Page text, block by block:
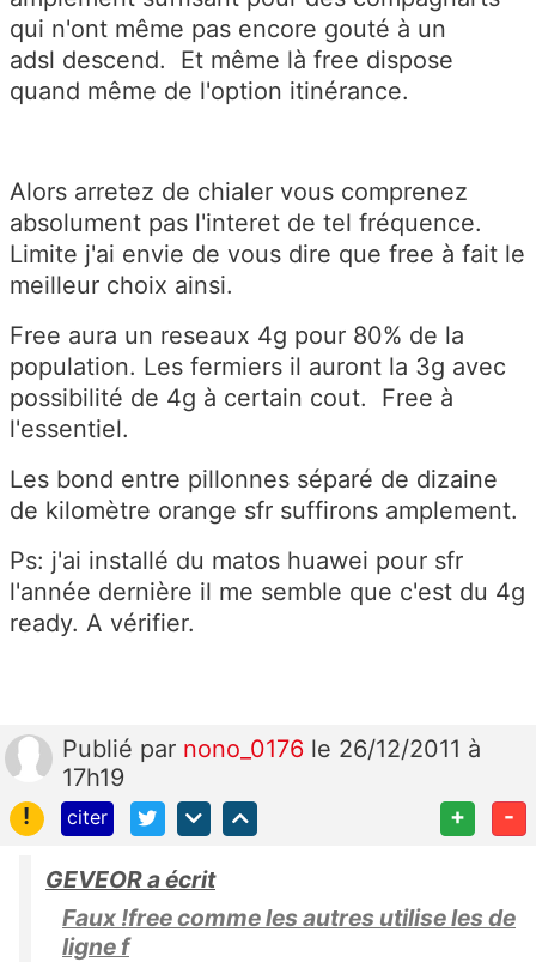
qui n'ont même pas encore gouté à un
adsl descend. Et même là free dispose
quand même de l'option itinérance.
Alors arretez de chialer vous comprenez
absolument pas l'interet de tel fréquence.
Limite j'ai envie de vous dire que free à fait le
meilleur choix ainsi.
Free aura un reseaux 4g pour 80% de la
population. Les fermiers il auront la 3g avec
possibilité de 4g à certain cout. Free à
l'essentiel.
Les bond entre pillonnes séparé de dizaine
de kilomètre orange sfr suffirons amplement.
Ps: j'ai installé du matos huawei pour sfr
l'année dernière il me semble que c'est du 4g
ready. A vérifier.
Publié par nono_0176 le 26/12/2011 à
17h19
!
citer + -
GEVEOR a écrit
Faux !free comme les autres utilise les de
ligne f